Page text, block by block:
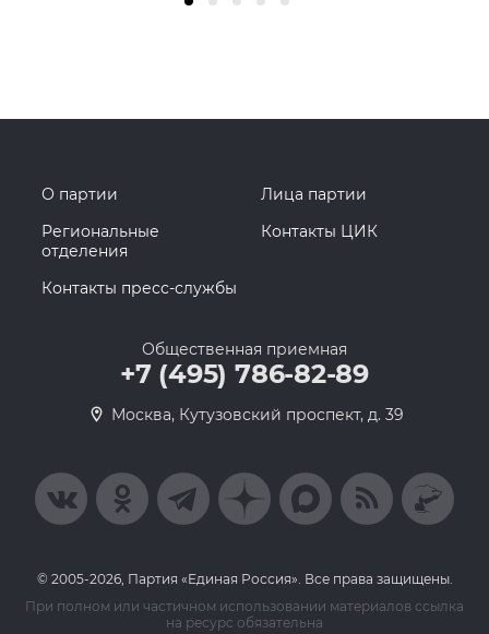
О партии
Лица партии
Региональные
отделения
Контакты ЦИК
Контакты пресс-службы
Общественная приемная
+7 (495) 786-82-89
Москва, Кутузовский проспект, д. 39
© 2005-2026, Партия «Единая Россия». Все права защищены.
При полном или частичном использовании материалов ссылка
на ресурс обязательна